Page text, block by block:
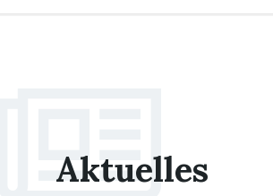
Aktuelles